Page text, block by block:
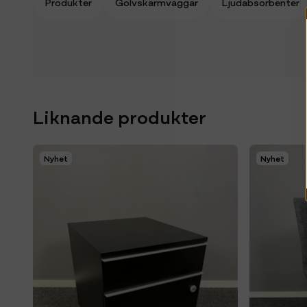
Liknande produkter
Nyhet Nyhet